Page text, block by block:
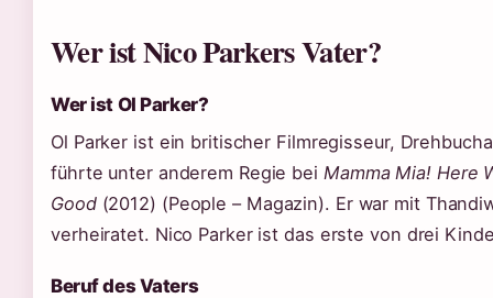
Wer ist Nico Parkers Vater?
Wer ist Ol Parker?
Ol Parker ist ein britischer Filmregisseur,
führte unter anderem Regie bei Mamma Mia! Here
Good(2012) (People – Magazin). Er war mit
verheiratet. Nico Parker ist das erste von drei
Beruf des Vaters